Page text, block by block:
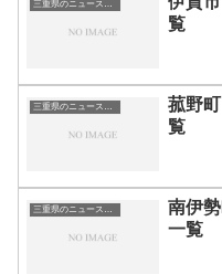
覧
菰野
覧
南伊
一覧